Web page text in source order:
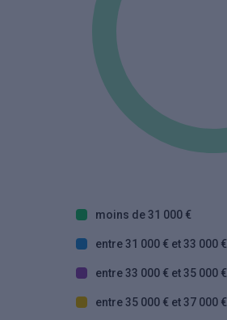
moins de 31 000 €
entre 31 000 € et 33 000 €
entre 33 000 € et 35 000 €
entre 35 000 € et 37 000 €